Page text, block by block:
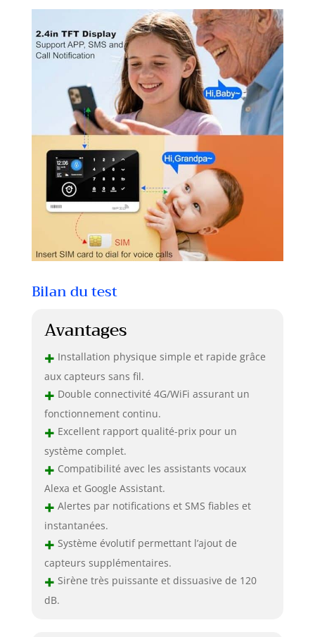
Bilan du test
Avantages
+ Installation physique simple et rapide grâce
aux capteurs sans fil.
+ Double connectivité 4G/WiFi assurant un
fonctionnement continu.
+ Excellent rapport qualité-prix pour un
système complet.
+ Compatibilité avec les assistants vocaux
Alexa et Google Assistant.
+ Alertes par notifications et SMS fiables et
instantanées.
+ Système évolutif permettant l’ajout de
capteurs supplémentaires.
+ Sirène très puissante et dissuasive de 120
dB.